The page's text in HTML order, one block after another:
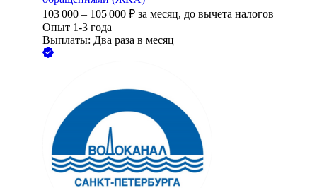
103 000 – 105 000 ₽ за месяц, до вычета налогов
Опыт 1-3 года
Выплаты: Два раза в месяц